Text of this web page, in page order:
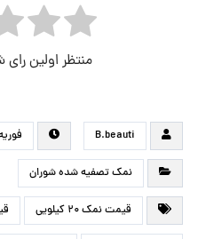
منتظر اولین
B.beauti فوریه ۲۴,
نمک تصفیه شده شوران
قیمت نمک 20 کیلویی